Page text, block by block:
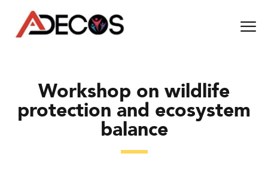
Workshop on wildlife
protection and ecosystem
balance